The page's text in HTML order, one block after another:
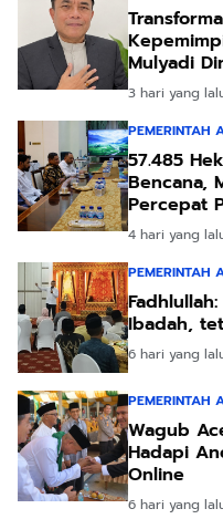
Mulyadi
3 hari yang
PEMERINTAH
57.485
Bencana,
Percepat
4 hari yang
PEMERINTAH
Ibadah,
6 hari yang
PEMERINTAH
Wagub
Hadapi
Online
6 hari yang